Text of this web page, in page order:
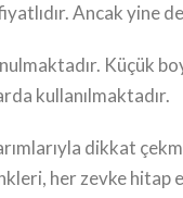
Ancak yine
Küçük
kullanılmaktadır.
dikkat
her zevke